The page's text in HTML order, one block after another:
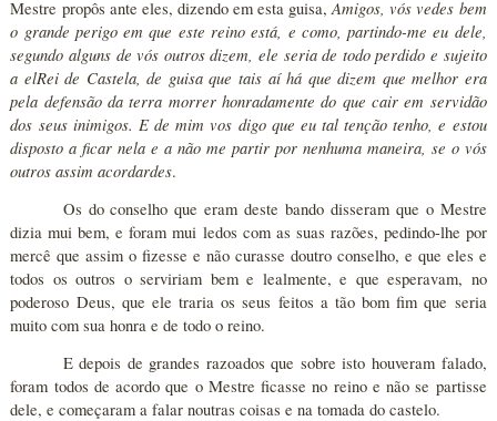
Mestre propôs ante eles, dizendo em esta guisa,Amigos, vós vedes bem
o grande perigo em que este reino está, e como, partindo-me eu dele,
segundo alguns de vós outros dizem, ele seria de todo perdido e sujeito
a elRei de Castela, de guisa que tais aí há que dizem que melhor era
pela defensão da terra morrer honradamente do que cair em servidão
dos seus inimigos. E de mim vos digo que eu tal tenção tenho, e estou
disposto a ficar nela e a não me partir por nenhuma maneira, se o vós
outros assim acordardes.
Os do conselho que eram deste bando disseram que o Mestre
dizia mui bem, e foram mui ledos com as suas razões, pedindo-lhe por
mercê que assim o fizesse e não curasse doutro conselho, e que eles e
todos os outros o serviriam bem e lealmente, e que esperavam, no
poderoso Deus, que ele traria os seus feitos a tão bom fim que seria
muito com sua honra e de todo o reino.
E depois de grandes razoados que sobre isto houveram falado,
foram todos de acordo que o Mestre ficasse no reino e não se partisse
dele, e começaram a falar noutras coisas e na tomada do castelo.